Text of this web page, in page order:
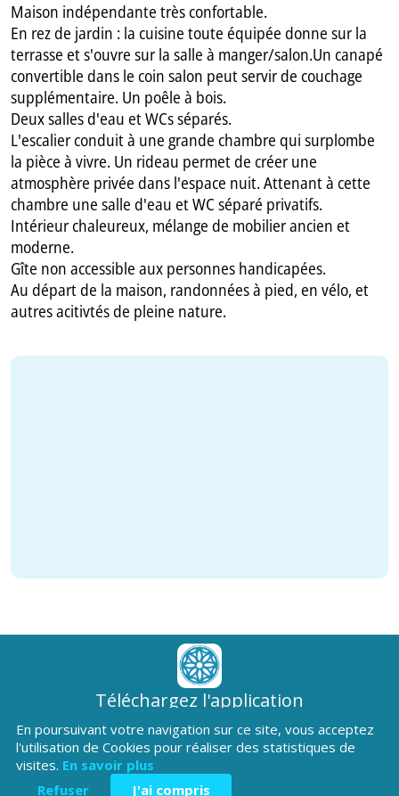
Maison indépendante très confortable.
En rez de jardin : la cuisine toute équipée donne sur la
terrasse et s'ouvre sur la salle à manger/salon.Un canapé
convertible dans le coin salon peut servir de couchage
supplémentaire. Un poêle à bois.
Deux salles d'eau et WCs séparés.
L'escalier conduit à une grande chambre qui surplombe
la pièce à vivre. Un rideau permet de créer une
atmosphère privée dans l'espace nuit. Attenant à cette
chambre une salle d'eau et WC séparé privatifs.
Intérieur chaleureux, mélange de mobilier ancien et
moderne.
Gîte non accessible aux personnes handicapées.
Au départ de la maison, randonnées à pied, en vélo, et
autres acitivtés de pleine nature.
Téléchargez l'application
Patrimoine Hautes-Alpes !
En poursuivant votre navigation sur ce site, vous acceptez
l'utilisation de Cookies pour réaliser des statistiques de
visites. En savoir plus
Refuser
J'ai compris